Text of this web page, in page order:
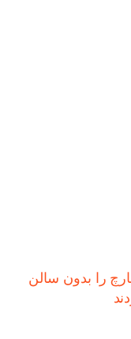
را بدون سالن